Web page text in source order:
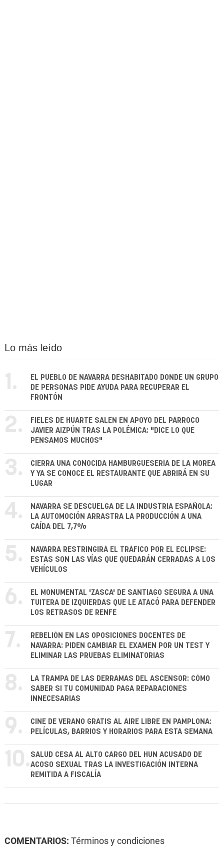
Lo más leído
1.
EL PUEBLO DE NAVARRA DESHABITADO DONDE UN GRUPO
DE PERSONAS PIDE AYUDA PARA RECUPERAR EL
FRONTÓN
2.
FIELES DE HUARTE SALEN EN APOYO DEL PÁRROCO
JAVIER AIZPÚN TRAS LA POLÉMICA: "DICE LO QUE
PENSAMOS MUCHOS"
3.
CIERRA UNA CONOCIDA HAMBURGUESERÍA DE LA MOREA
Y YA SE CONOCE EL RESTAURANTE QUE ABRIRÁ EN SU
LUGAR
4.
NAVARRA SE DESCUELGA DE LA INDUSTRIA ESPAÑOLA:
LA AUTOMOCIÓN ARRASTRA LA PRODUCCIÓN A UNA
CAÍDA DEL 7,7%
5.
NAVARRA RESTRINGIRÁ EL TRÁFICO POR EL ECLIPSE:
ESTAS SON LAS VÍAS QUE QUEDARÁN CERRADAS A LOS
VEHÍCULOS
6.
EL MONUMENTAL 'ZASCA' DE SANTIAGO SEGURA A UNA
TUITERA DE IZQUIERDAS QUE LE ATACÓ PARA DEFENDER
LOS RETRASOS DE RENFE
7.
REBELIÓN EN LAS OPOSICIONES DOCENTES DE
NAVARRA: PIDEN CAMBIAR EL EXAMEN POR UN TEST Y
ELIMINAR LAS PRUEBAS ELIMINATORIAS
8.
LA TRAMPA DE LAS DERRAMAS DEL ASCENSOR: CÓMO
SABER SI TU COMUNIDAD PAGA REPARACIONES
INNECESARIAS
9.
CINE DE VERANO GRATIS AL AIRE LIBRE EN PAMPLONA:
PELÍCULAS, BARRIOS Y HORARIOS PARA ESTA SEMANA
10. SALUD CESA AL ALTO CARGO DEL HUN ACUSADO DE
ACOSO SEXUAL TRAS LA INVESTIGACIÓN INTERNA
REMITIDA A FISCALÍA
COMENTARIOS: Términos y condiciones